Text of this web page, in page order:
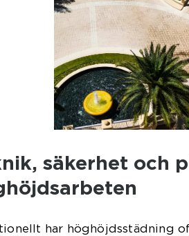
säkerhet och
har höghöjdsstädning